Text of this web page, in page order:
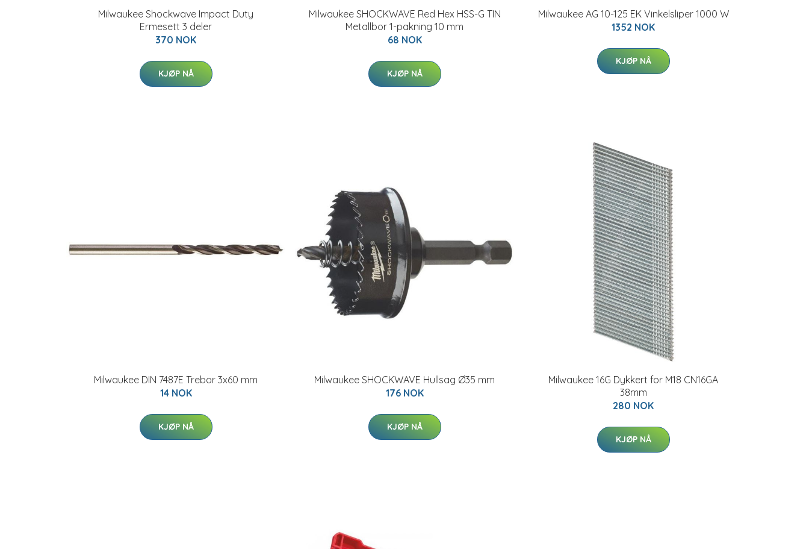
Milwaukee Shockwave Impact Duty
Ermesett 3 deler
370 NOK
KJØP NÅ
Milwaukee SHOCKWAVE Red Hex HSS-G TIN
Metallbor 1-pakning 10 mm
68 NOK
KJØP NÅ
Milwaukee AG 10-125 EK Vinkelsliper 1000 W
1352 NOK
KJØP NÅ
Milwaukee DIN 7487E Trebor 3x60 mm
14 NOK
KJØP NÅ
Milwaukee SHOCKWAVE Hullsag Ø35 mm
176 NOK
KJØP NÅ
Milwaukee 16G Dykkert for M18 CN16GA
38mm
280 NOK
KJØP NÅ